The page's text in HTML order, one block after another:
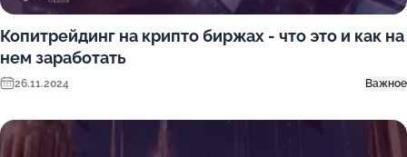
Копитрейдинг на крипто биржах - что это и как на
нем заработать
26.11.2024 Важное